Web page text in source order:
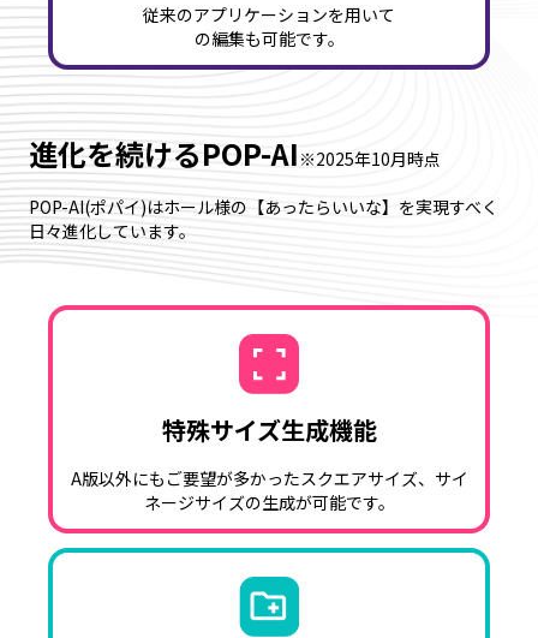
従来のアプリケーションを用いて
の編集も可能です。
進化を続けるPOP-AI ※2025年10月時点
POP-AI(ポパイ)はホール様の【あったらいいな】を実現すべく
日々進化しています。
特殊サイズ生成機能
A版以外にもご要望が多かったスクエアサイズ、サイ
ネージサイズの生成が可能です。